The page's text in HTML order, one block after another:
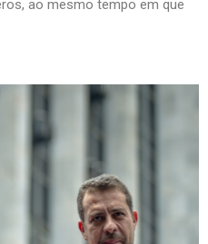
ao mesmo tempo em que